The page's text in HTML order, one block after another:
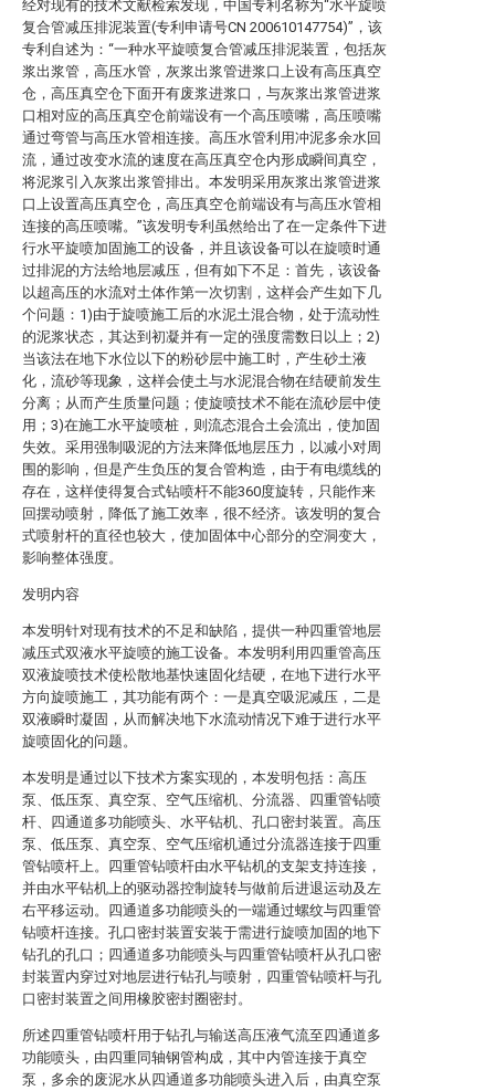
经对现有的技术文献检索发现，中国专利名称为“水平旋喷
复合管减压排泥装置(专利申请号CN 200610147754)”，该
专利自述为：“一种水平旋喷复合管减压排泥装置，包括灰
浆出浆管，高压水管，灰浆出浆管进浆口上设有高压真空
仓，高压真空仓下面开有废浆进浆口，与灰浆出浆管进浆
口相对应的高压真空仓前端设有一个高压喷嘴，高压喷嘴
通过弯管与高压水管相连接。高压水管利用冲泥多余水回
流，通过改变水流的速度在高压真空仓内形成瞬间真空，
将泥浆引入灰浆出浆管排出。本发明采用灰浆出浆管进浆
口上设置高压真空仓，高压真空仓前端设有与高压水管相
连接的高压喷嘴。”该发明专利虽然给出了在一定条件下进
行水平旋喷加固施工的设备，并且该设备可以在旋喷时通
过排泥的方法给地层减压，但有如下不足：首先，该设备
以超高压的水流对土体作第一次切割，这样会产生如下几
个问题：1)由于旋喷施工后的水泥土混合物，处于流动性
的泥浆状态，其达到初凝并有一定的强度需数日以上；2)
当该法在地下水位以下的粉砂层中施工时，产生砂土液
化，流砂等现象，这样会使土与水泥混合物在结硬前发生
分离；从而产生质量问题；使旋喷技术不能在流砂层中使
用；3)在施工水平旋喷桩，则流态混合土会流出，使加固
失效。采用强制吸泥的方法来降低地层压力，以减小对周
围的影响，但是产生负压的复合管构造，由于有电缆线的
存在，这样使得复合式钻喷杆不能360度旋转，只能作来
回摆动喷射，降低了施工效率，很不经济。该发明的复合
式喷射杆的直径也较大，使加固体中心部分的空洞变大，
影响整体强度。
发明内容
本发明针对现有技术的不足和缺陷，提供一种四重管地层
减压式双液水平旋喷的施工设备。本发明利用四重管高压
双液旋喷技术使松散地基快速固化结硬，在地下进行水平
方向旋喷施工，其功能有两个：一是真空吸泥减压，二是
双液瞬时凝固，从而解决地下水流动情况下难于进行水平
旋喷固化的问题。
本发明是通过以下技术方案实现的，本发明包括：高压
泵、低压泵、真空泵、空气压缩机、分流器、四重管钻喷
杆、四通道多功能喷头、水平钻机、孔口密封装置。高压
泵、低压泵、真空泵、空气压缩机通过分流器连接于四重
管钻喷杆上。四重管钻喷杆由水平钻机的支架支持连接，
并由水平钻机上的驱动器控制旋转与做前后进退运动及左
右平移运动。四通道多功能喷头的一端通过螺纹与四重管
钻喷杆连接。孔口密封装置安装于需进行旋喷加固的地下
钻孔的孔口；四通道多功能喷头与四重管钻喷杆从孔口密
封装置内穿过对地层进行钻孔与喷射，四重管钻喷杆与孔
口密封装置之间用橡胶密封圈密封。
所述四重管钻喷杆用于钻孔与输送高压液气流至四通道多
功能喷头，由四重同轴钢管构成，其中内管连接于真空
泵，多余的废泥水从四通道多功能喷头进入后，由真空泵